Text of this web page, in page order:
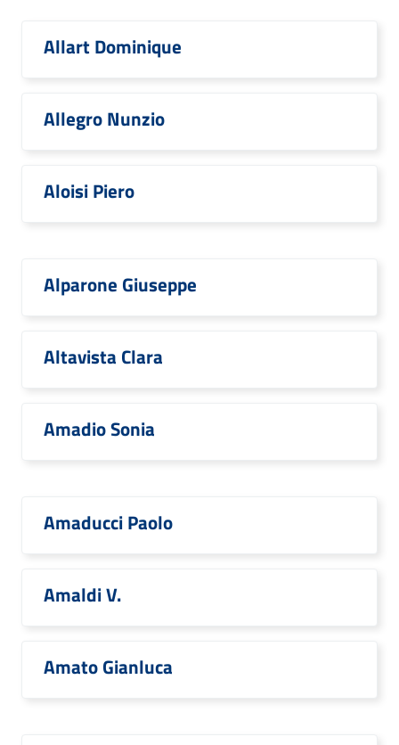
Allart Dominique
Allegro Nunzio
Aloisi Piero
Alparone Giuseppe
Altavista Clara
Amadio Sonia
Amaducci Paolo
Amaldi V.
Amato Gianluca